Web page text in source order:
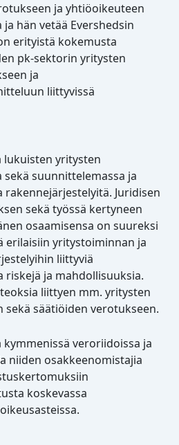
ja yhtiöoikeuteen
hän vetää Evershedsin
erityistä kokemusta
pk-sektorin yritysten
ja
liittyvissä
yritysten
suunnittelemassa ja
Juridisen
sekä työssä kertyneen
osaamisensa on suureksi
erilaisiin yritystoiminnan ja
liittyviä
riskejä ja mahdollisuuksia.
liittyen mm. yritysten
säätiöiden verotukseen.
veroriidoissa ja
niiden osakkeenomistajia
koskevassa